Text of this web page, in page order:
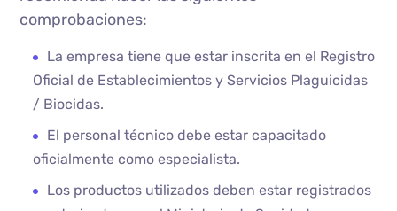
comprobaciones:
La empresa tiene que estar inscrita en el Registro
Oficial de Establecimientos y Servicios Plaguicidas
/ Biocidas.
El personal técnico debe estar capacitado
oficialmente como especialista.
Los productos utilizados deben estar registrados